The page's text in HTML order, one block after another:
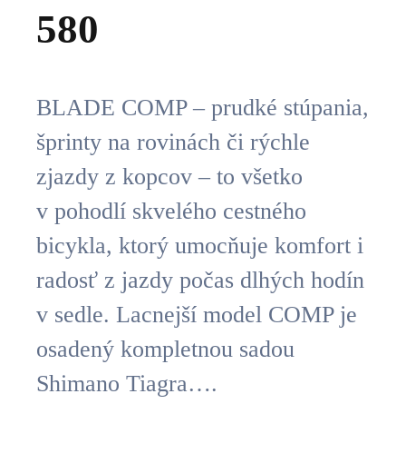
580
BLADE COMP – prudké stúpania,
šprinty na rovinách či rýchle
zjazdy z kopcov – to všetko
v pohodlí skvelého cestného
bicykla, ktorý umocňuje komfort i
radosť z jazdy počas dlhých hodín
v sedle. Lacnejší model COMP je
osadený kompletnou sadou
Shimano Tiagra….